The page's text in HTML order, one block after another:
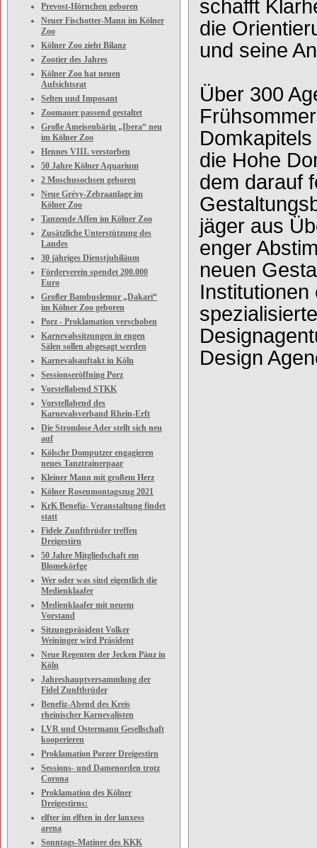
Prevost-Hörnchen geboren
Neuer Fischotter-Mann im Kölner
Zoo
Kölner Zoo zieht Bilanz
Zootier des Jahres
Kölner Zoo hat neuen
Aufsichtsrat
Selten und Imposant
Zoomauer passend gestaltet
Große Ameisenbärin „Ibera“ neu
im Kölner Zoo
Hennes VIII. verstorben
50 Jahre Kölner Aquarium
2 Moschusochsen geboren
Neue Grévy-Zebraanlage im
Kölner Zoo
Tanzende Affen im Kölner Zoo
Zusätzliche Unterstützung des
Landes
30 jähriges Dienstjubiläum
Förderverein spendet 200.000
Euro
Großer Bambuslemur „Dakari“
im Kölner Zoo geboren
Porz - Proklamation verschoben
Karnevalssitzungen in engen
Sälen sollen abgesagt werden
Karnevalsauftakt in Köln
Sessionseröffning Porz
Vorstellabend STKK
Vorstellabend des
Karnevalsverband Rhein-Erft
Die Stromlose Ader stellt sich neu
auf
Kölsche Domputzer engagieren
neues Tanztrainerpaar
Kleiner Mann mit großem Herz
Kölner Rosenmontagszug 2021
KrK Benefiz- Veranstaltung findet
statt
Fidele Zunftbrüder treffen
Dreigestirn
50 Jahre Mitgliedschaft em
Blomekörfge
Wer oder was sind eigentlich die
Medienklaafer
Medienklaafer mit neuem
Vorstand
Sitzungpräsident Volker
Weininger wird Präsident
Neue Regenten der Jecken Pänz in
Köln
Jahreshauptversammlung der
Fidel Zunftbrüder
Benefiz-Abend des Kreis
rheinischer Karnevalisten
LVR und Ostermann Gesellschaft
kooperieren
Proklamation Porzer Dreigestirn
Sessions- und Damenorden trotz
Corona
Proklamation des Kölner
Dreigestirns:
elfter im elften in der lanxess
arena
Sonntags-Matinee des KKK
schafft
die
und seine
Über 300
die Hohe
dem darauf
jäger aus
enger
neuen
Design